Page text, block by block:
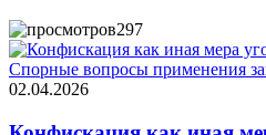
297
02.04.2026